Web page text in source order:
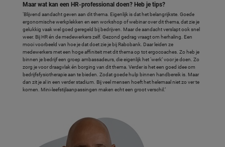
Maar wat kan een HR-professional doen? Heb je tips?
‘Blijvend aandacht geven aan dit thema. Eigenlijk is dat het belangrijkste. Goede
ergonomische werkplekken en een workshop of webinar over dit thema, dat zie je
gelukkig vaak wel goed geregeld bij bedrijven. Maar de aandacht verslapt ook snel
weer. Bij HR én de medewerkers zelf. Gezond gedrag vraagt om herhaling. Een
mooi voorbeeld van hoe je dat doet zie je bij Rabobank. Daar leiden ze
medewerkers met een hoge affiniteit met dit thema op tot ergocoaches. Zo heb je
binnen je bedrijf een groep ambassadeurs, die eigenlijk het ‘werk’ voor je doen. Zo
zorg je voor draagvlak én borging van dit thema. Verder is het een goed idee om
bedrijfsfysiotherapie aan te bieden. Zodat goede hulp binnen handbereik is. Maar
dan zit je al in een verder stadium. Bij veel mensen hoeft het helemaal niet zo ver te
komen. Mini-leefstijlaanpassingen maken echt een groot verschil.’